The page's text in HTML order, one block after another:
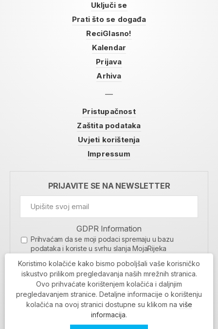
Uključi se
Prati što se događa
ReciGlasno!
Kalendar
Prijava
Arhiva
Pristupačnost
Zaštita podataka
Uvjeti korištenja
Impressum
PRIJAVITE SE NA NEWSLETTER
GDPR Information
Prihvaćam da se moji podaci spremaju u bazu
podataka i koriste u svrhu slanja MojaRijeka
MOJARIJEKA NEWSLETTER
PRIJAVI SE
Koristimo kolačiće kako bismo poboljšali vaše korisničko
iskustvo prilikom pregledavanja naših mrežnih stranica.
Ovo prihvaćate korištenjem kolačića i daljnjim
pregledavanjem stranice. Detaljne informacije o korištenju
kolačića na ovoj stranici dostupne su klikom na više
informacija.